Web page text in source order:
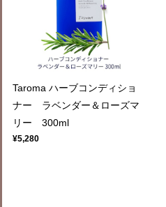
Taroma ハーブコンディショ
ナー ラベンダー＆ローズマ
リー 300ml
¥5,280